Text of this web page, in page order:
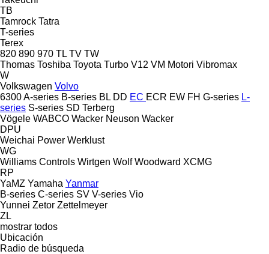
TB
Tamrock Tatra
T-series
Terex
820 890 970 TL TV TW
Thomas Toshiba Toyota Turbo V12 VM Motori Vibromax
W
Volkswagen Volvo
6300A-series B-series BL DD EC ECR EW FH G-series L-
series S-series SD Terberg
Vögele WABCO Wacker Neuson Wacker
DPU
Weichai Power Werklust
WG
Williams Controls Wirtgen Wolf Woodward XCMG
RP
YaMZ Yamaha Yanmar
B-series C-series SV V-series Vio
Yunnei Zetor Zettelmeyer
ZL
mostrar todos
Ubicación
Radio de búsqueda